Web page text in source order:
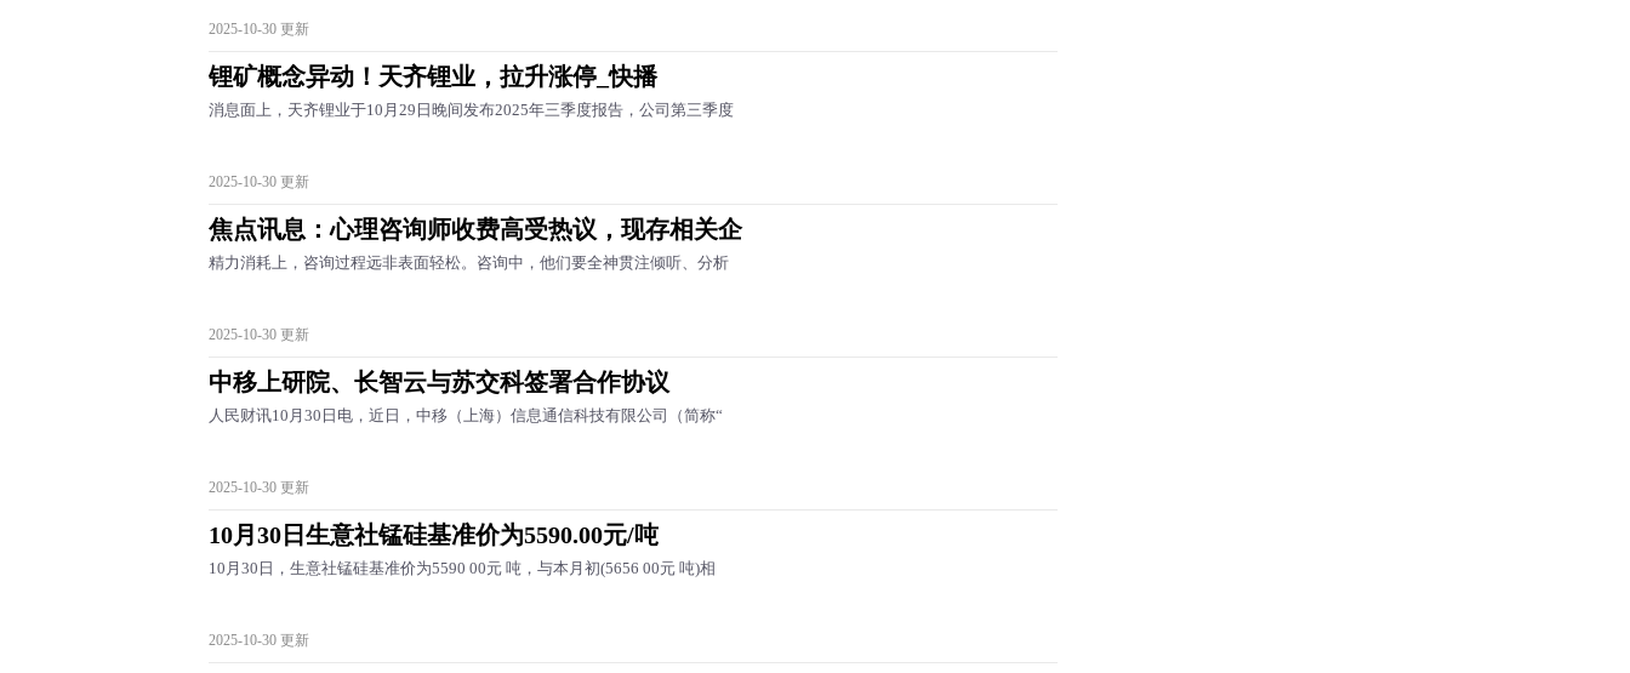
2025-10-30 更新
锂矿概念异动！天齐锂业，拉升涨停_快播
消息面上，天齐锂业于10月29日晚间发布2025年三季度报告，公司第三季度
2025-10-30 更新
焦点讯息：心理咨询师收费高受热议，现存相关企
精力消耗上，咨询过程远非表面轻松。咨询中，他们要全神贯注倾听、分析
2025-10-30 更新
中移上研院、长智云与苏交科签署合作协议
人民财讯10月30日电，近日，中移（上海）信息通信科技有限公司（简称“
2025-10-30 更新
10月30日生意社锰硅基准价为5590.00元/吨
10月30日，生意社锰硅基准价为5590 00元 吨，与本月初(5656 00元 吨)相
2025-10-30 更新